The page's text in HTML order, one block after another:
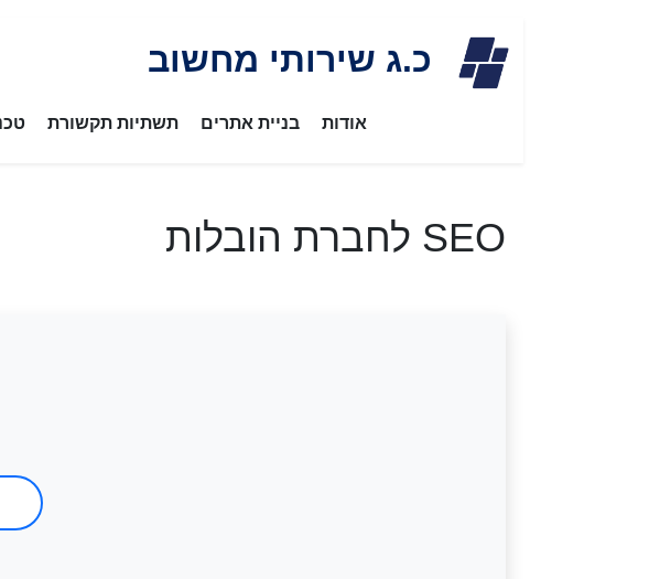
content
כ.ג שירותי מחשוב
אודות בניית אתרים תשתיות תקשורת
SEO לחברת הובלות